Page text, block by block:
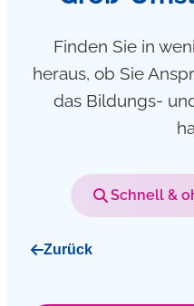
Finden Sie in
heraus, ob Sie
das Bildungs-
Schnell &
Zurück